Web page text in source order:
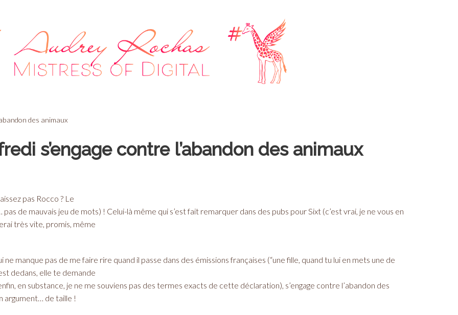
des animaux
s’engage contre l’abandon des animaux
pas Rocco ? Le
de mauvais jeu de mots) ! Celui-là même qui s’est fait remarquer dans des pubs pour Sixt (c’est vrai, je ne vous en
très vite, promis, même
ne manque pas de me faire rire quand il passe dans des émissions françaises (“une fille, quand tu lui en mets une de
dedans, elle te demande
en substance, je ne me souviens pas des termes exacts de cette déclaration), s’engage contre l’abandon des
argument… de taille !